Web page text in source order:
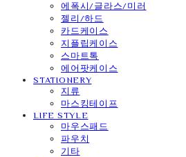
에폭시/글라스/미러
젤리/하드
카드케이스
지플립케이스
스마트톡
에어팟케이스
STATIONERY
지류
마스킹테이프
LIFE STYLE
마우스패드
파우치
기타